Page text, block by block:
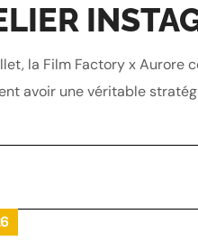
la Film Factory x
avoir une véritable